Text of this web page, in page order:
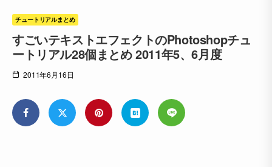
チュートリアルまとめ
すごいテキストエフェクトのPhotoshopチュ
ートリアル28個まとめ 2011年5、6月度
2011年6月16日